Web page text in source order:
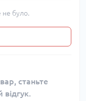
не було.
станьте